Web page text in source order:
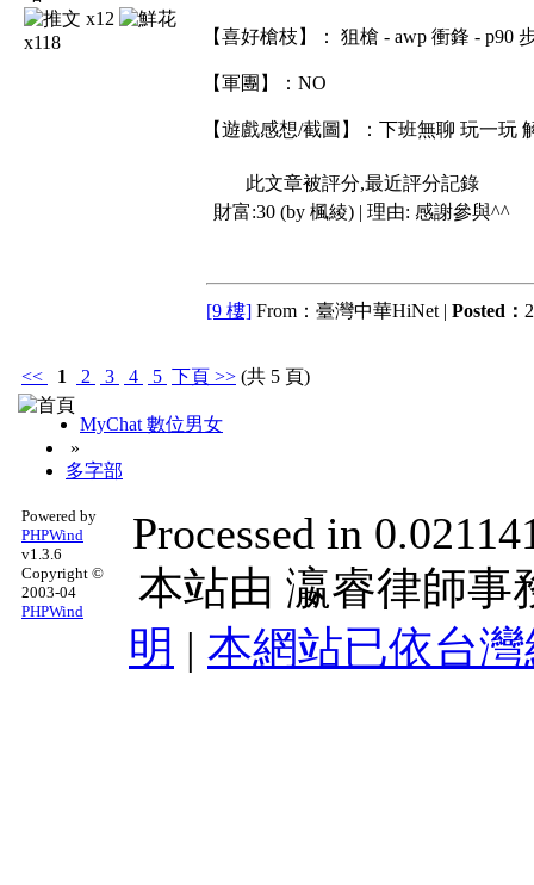
x12
x118
【喜好槍枝】： 狙槍 - awp 衝鋒 -
【軍團】：NO
【遊戲感想/截圖】：下班無聊 玩一玩
此文章被評分,最近評分記錄
財富:30 (by 楓綾) | 理由: 感謝參與^^
[9 樓] From：臺灣中華HiNet | Posted：
<< 1 2 3 4 5 下頁 >> (共 5 頁)
MyChat 數位男女
»
多字部
Powered by
PHPWind
v1.3.6
Copyright ©
2003-04
PHPWind
Processed in
本站由 瀛睿律師事
明 | 本網站已依台